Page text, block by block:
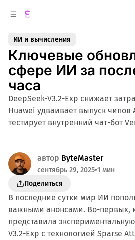
ИИ и вычисления
Ключевые
сфере ИИ за
часа
DeepSeek-V3.2-Exp снижает
Huawei удваивает выпуск чипов
тестирует внутренний чат-бот
автор ByteMaster
сентябрь 29, 2025•1 мин
Поделиться
В последние сутки мир ИИ
важными анонсами. Во-первых,
представила
V3.2-Exp с технологией Sparse